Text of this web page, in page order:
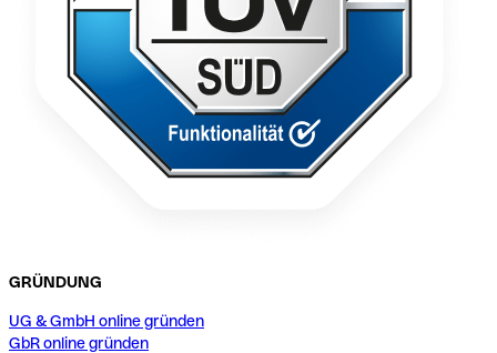
GRÜNDUNG
UG & GmbH online gründen
GbR online gründen